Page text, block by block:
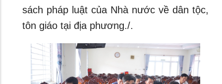
sách pháp luật của Nhà nước về dân tộc,
tôn giáo tại địa phương./.